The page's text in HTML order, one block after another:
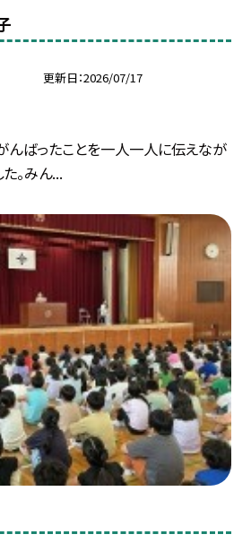
更新日 2026/07/17
んばったことを一人一人に伝えなが
。みん...